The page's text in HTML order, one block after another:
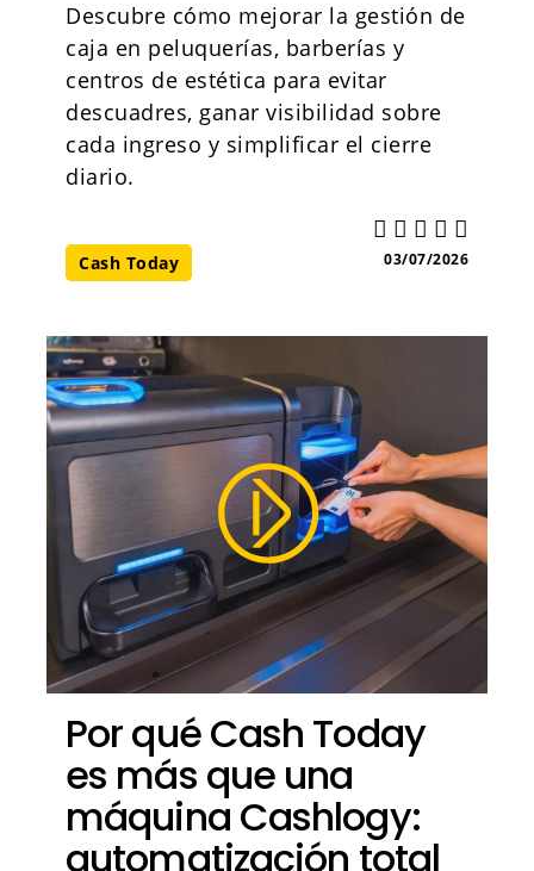
Descubre cómo mejorar la gestión de
caja en peluquerías, barberías y
centros de estética para evitar
descuadres, ganar visibilidad sobre
cada ingreso y simplificar el cierre
diario.
Cash Today 03/07/2026
Por qué Cash Today
es más que una
máquina Cashlogy:
automatización total